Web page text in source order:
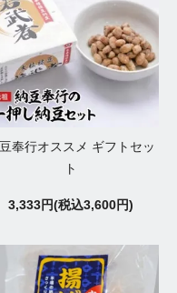
奉行オススメ ギフトセッ
ト
3,333円(税込3,600円)